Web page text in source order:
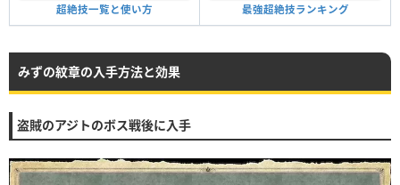
超絶技一覧と使い方 最強超絶技ランキング
みずの紋章の入手方法と効果
盗賊のアジトのボス戦後に入手